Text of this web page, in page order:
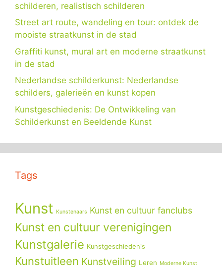
schilderen, realistisch schilderen
Street art route, wandeling en tour: ontdek de
mooiste straatkunst in de stad
Graffiti kunst, mural art en moderne straatkunst
in de stad
Nederlandse schilderkunst: Nederlandse
schilders, galerieën en kunst kopen
Kunstgeschiedenis: De Ontwikkeling van
Schilderkunst en Beeldende Kunst
Tags
Kunst Kunstenaars Kunst en cultuur fanclubs
Kunst en cultuur verenigingen
Kunstgalerie Kunstgeschiedenis
Kunstuitleen Kunstveiling Leren Moderne Kunst